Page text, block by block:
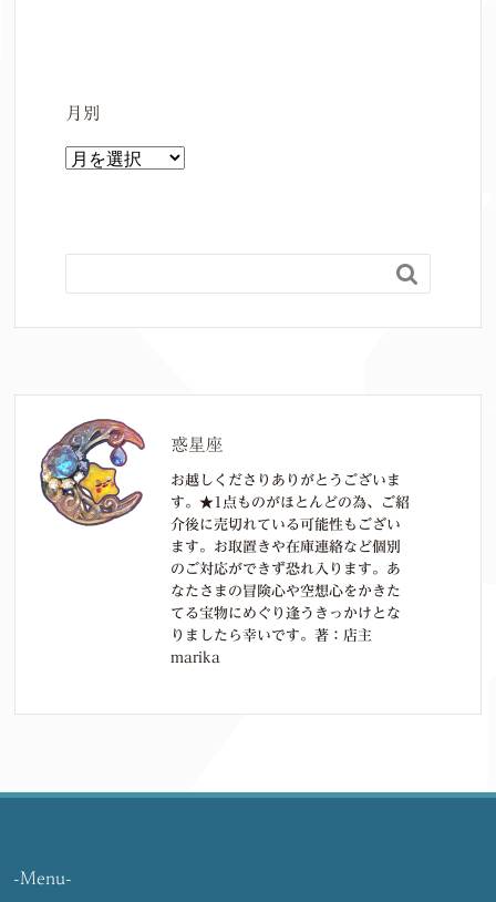
月別
月

惑星座
お越しくださりありがとうございま
す。★1点ものがほとんどの為、ご紹
介後に売切れている可能性もござい
ます。お取置きや在庫連絡など個別
のご対応ができず恐れ入ります。あ
なたさまの冒険心や空想心をかきた
てる宝物にめぐり逢うきっかけとな
りましたら幸いです。著：店主
marika
-Menu-